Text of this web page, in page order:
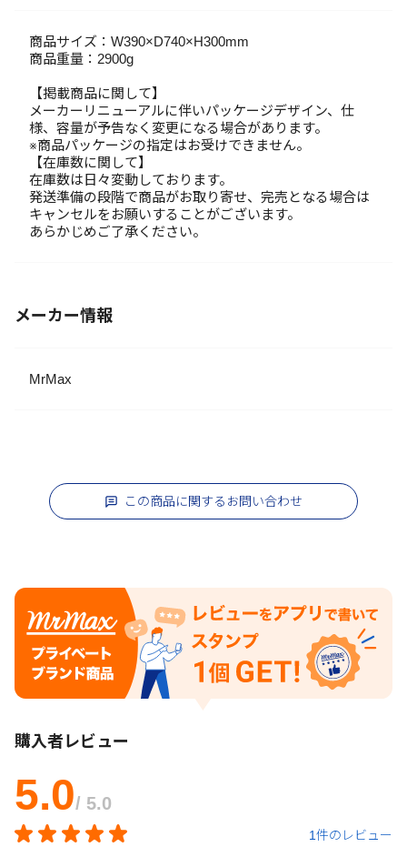
商品サイズ：W390×D740×H300mm
商品重量：2900g
【掲載商品に関して】
メーカーリニューアルに伴いパッケージデザイン、仕
様、容量が予告なく変更になる場合があります。
※商品パッケージの指定はお受けできません。
【在庫数に関して】
在庫数は日々変動しております。
発送準備の段階で商品がお取り寄せ、完売となる場合は
キャンセルをお願いすることがございます。
あらかじめご了承ください。
メーカー情報
MrMax
この商品に関するお問い合わせ
購入者レビュー
5.0/ 5.0
1件のレビュー